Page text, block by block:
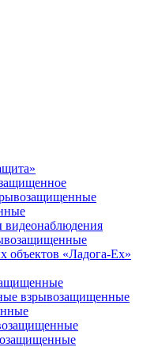
«Ладога-Ex»
взрывозащищенные